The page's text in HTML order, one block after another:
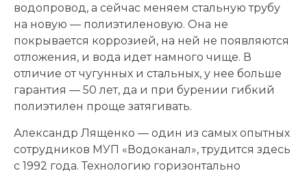
водопровод, а сейчас меняем стальную трубу
на новую — полиэтиленовую. Она не
покрывается коррозией, на ней не появляются
отложения, и вода идет намного чище. В
отличие от чугунных и стальных, у нее больше
гарантия — 50 лет, да и при бурении гибкий
полиэтилен проще затягивать.
Александр Лященко — один из самых опытных
сотрудников МУП «Водоканал», трудится здесь
с 1992 года. Технологию горизонтально